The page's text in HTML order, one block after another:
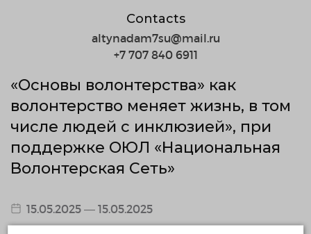
Contacts
altynadam7su@mail.ru
+7 707 840 6911
«Основы волонтерства» как
волонтерство меняет жизнь, в том
числе людей с инклюзией», при
поддержке ОЮЛ «Национальная
Волонтерская Сеть»
15.05.2025 — 15.05.2025